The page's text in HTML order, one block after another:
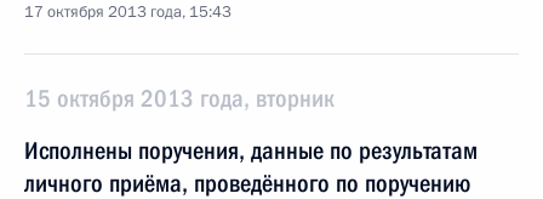
17 октября 2013 года, 15:43
15 октября 2013 года, вторник
Исполнены поручения, данные по результатам
личного приёма, проведённого по поручению